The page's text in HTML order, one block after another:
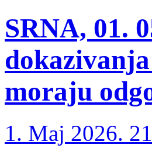
SRNA, 01.
moraju
1. Maj 2026.